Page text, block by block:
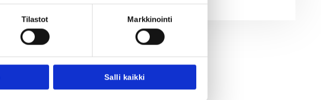
Tilastot Markkinointi
Salli kaikki